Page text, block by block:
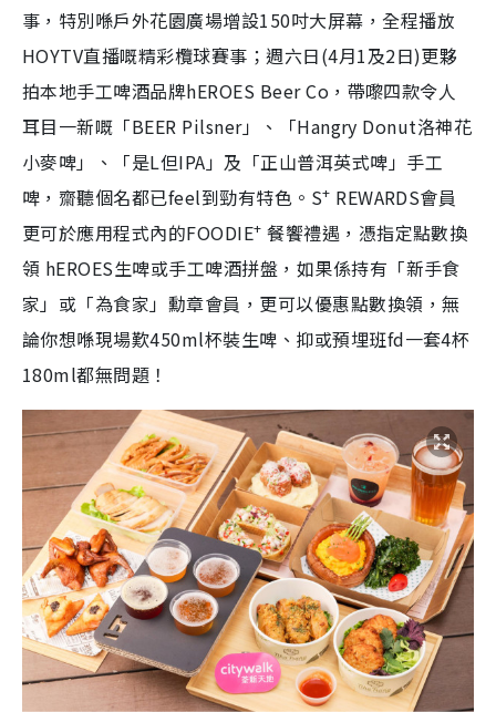
事，特別喺戶外花園廣場增設150吋大屏幕，全程播放
HOYTV直播嘅精彩欖球賽事；週六日(4月1及2日)更夥
拍本地手工啤酒品牌hEROES Beer Co，帶嚟四款令人
耳目一新嘅「BEER Pilsner」、「Hangry Donut洛神花
小麥啤」、「是L但IPA」及「正山普洱英式啤」手工
啤，齋聽個名都已feel到勁有特色。S+ REWARDS會員
更可於應用程式內的FOODIE+ 餐饗禮遇，憑指定點數換
領 hEROES生啤或手工啤酒拼盤，如果係持有「新手食
家」或「為食家」勳章會員，更可以優惠點數換領，無
論你想喺現場歎450ml杯裝生啤、抑或預埋班fd一套4杯
180ml都無問題！